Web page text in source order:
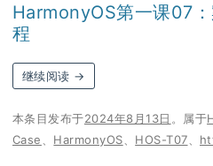
HarmonyOS第一课07
程
继续阅读 →
本条目发布于2024年8月13日 。属于
Case
HarmonyOS HOS-T07